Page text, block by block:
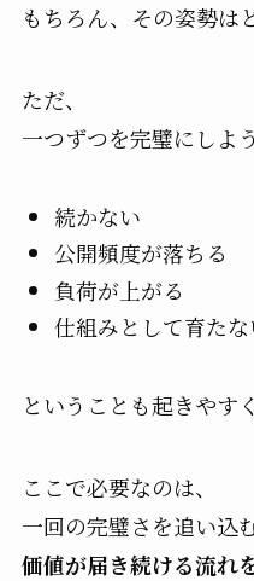
もちろん、その姿勢は
ただ、
一つずつを完璧にしよ
続かない
公開頻度が落ちる
負荷が上がる
仕組みとして育たな
ということも起きやす
ここで必要なのは、
一回の完璧さを追い込
価値が届き続ける流れ